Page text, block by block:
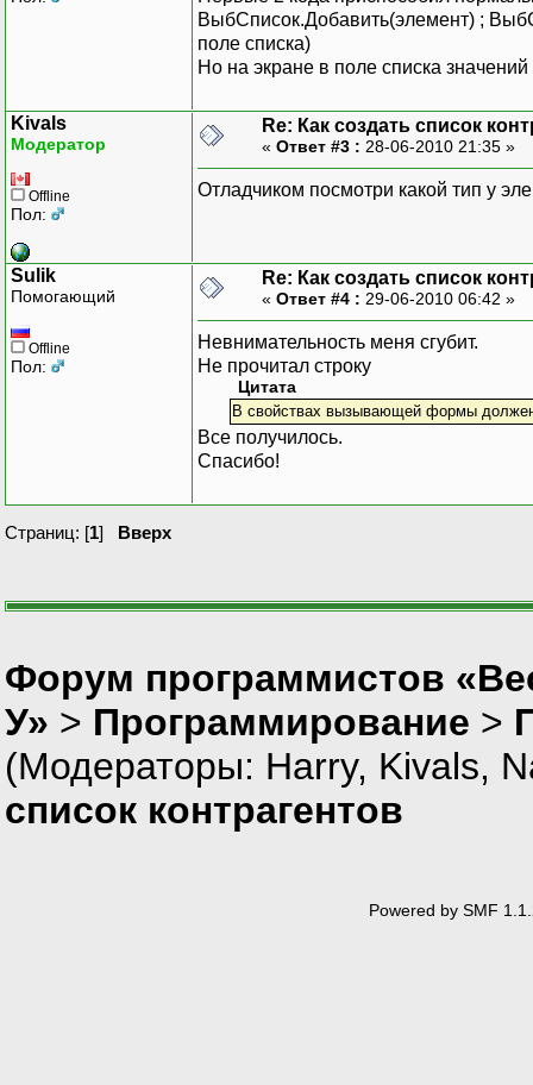
ВыбСписок.Добавить(элемент) ;
поле списка)
Но на экране в поле списка значений
Kivals
Модератор
Offline
Пол:
Re: Как создать список
« Ответ #3 : 28-06-2010 21:35 »
Отладчиком посмотри какой тип у
Sulik
Помогающий
Offline
Пол:
Re: Как создать список
« Ответ #4 : 29-06-2010 06:42 »
Невнимательность меня сгубит.
Не прочитал строку
Цитата
В свойствах вызывающей формы должен
Все получилось.
Спасибо!
Страниц: [1] Вверх
Форум программистов
У» > Программирование >
(Модераторы: Harry, Kivals,
список контрагентов
Powered by SMF